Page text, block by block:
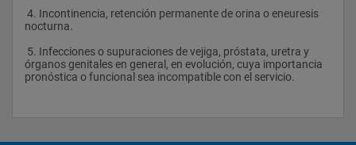
nocturna.
órganos genitales en general, en evolución, cuya importancia
pronóstica o funcional sea incompatible con el servicio.